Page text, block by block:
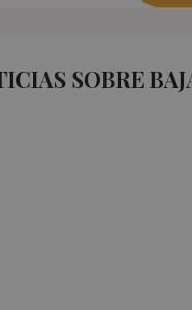
SOBRE